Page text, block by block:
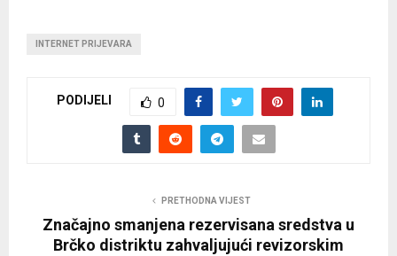
INTERNET PRIJEVARA
PODIJELI 0
PRETHODNA VIJEST
Značajno smanjena rezervisana sredstva u
Brčko distriktu zahvaljujući revizorskim